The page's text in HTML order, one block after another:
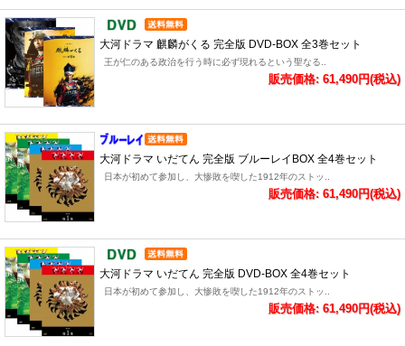
大河ドラマ 麒麟がくる 完全版 DVD-BOX 全3巻セット
王が仁のある政治を行う時に必ず現れるという聖なる..
販売価格: 61,490円(税込)
大河ドラマ いだてん 完全版 ブルーレイBOX 全4巻セット
日本が初めて参加し、大惨敗を喫した1912年のストッ..
販売価格: 61,490円(税込)
大河ドラマ いだてん 完全版 DVD-BOX 全4巻セット
日本が初めて参加し、大惨敗を喫した1912年のストッ..
販売価格: 61,490円(税込)